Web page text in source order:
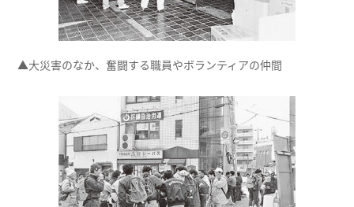
▲大災害のなか、奮闘する職員やボランティアの仲間